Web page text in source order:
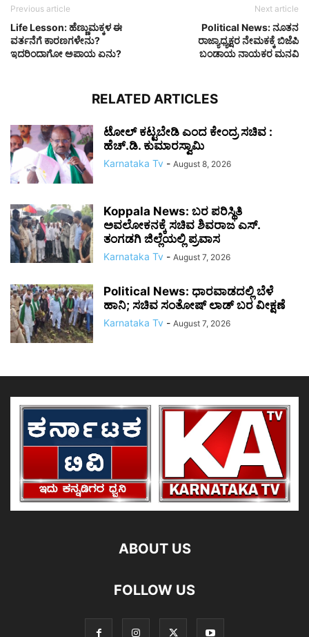
Previous article
Life Lesson: ಹೆಣ್ಣುಮಕ್ಕಳ ಈ
ವರ್ತನೆಗೆ ಕಾರಣಗಳೇನು?
ಇದರಿಂದಾಗೋ ಅಪಾಯ ಏನು?
Next article
Political News: ನೂತನ
ರಾಜ್ಯಾಧ್ಯಕ್ಷರ ನೇಮಕಕ್ಕೆ ಬಿಜೆಪಿ
ಬಂಡಾಯ ನಾಯಕರ ಮನವಿ
RELATED ARTICLES
ಟೋಲ್ ಕಟ್ಟಬೇಡಿ ಎಂದ ಕೇಂದ್ರ ಸಚಿವ :
ಹೆಚ್.ಡಿ. ಕುಮಾರಸ್ವಾಮಿ
Karnataka Tv - August 8, 2026
Koppala News: ಬರ ಪರಿಸ್ಥಿತಿ
ಅವಲೋಕನಕ್ಕೆ ಸಚಿವ ಶಿವರಾಜ ಎಸ್.
ತಂಗಡಗಿ ಜಿಲ್ಲೆಯಲ್ಲಿ ಪ್ರವಾಸ
Karnataka Tv - August 7, 2026
Political News: ಧಾರವಾಡದಲ್ಲಿ ಬೆಳೆ
ಹಾನಿ; ಸಚಿವ ಸಂತೋಷ್ ಲಾಡ್ ಬರ ವೀಕ್ಷಣೆ
Karnataka Tv - August 7, 2026
ABOUT US
FOLLOW US